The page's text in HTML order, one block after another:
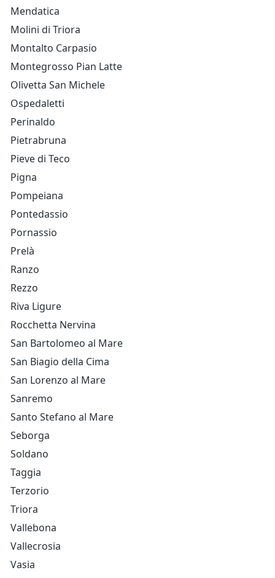
Mendatica
Molini di Triora
Montalto Carpasio
Montegrosso Pian Latte
Olivetta San Michele
Ospedaletti
Perinaldo
Pietrabruna
Pieve di Teco
Pigna
Pompeiana
Pontedassio
Pornassio
Prelà
Ranzo
Rezzo
Riva Ligure
Rocchetta Nervina
San Bartolomeo al Mare
San Biagio della Cima
San Lorenzo al Mare
Sanremo
Santo Stefano al Mare
Seborga
Soldano
Taggia
Terzorio
Triora
Vallebona
Vallecrosia
Vasia